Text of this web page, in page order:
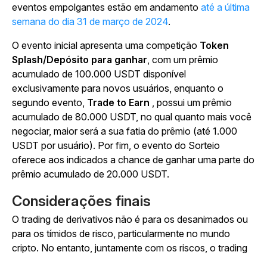
eventos empolgantes estão em andamento até a última
semana do dia 31 de março de 2024.
O evento inicial apresenta uma competição Token
Splash/Depósito para ganhar , com um prêmio
acumulado de 100.000 USDT disponível
exclusivamente para novos usuários, enquanto o
segundo evento, Trade to Earn
, possui um prêmio
acumulado de 80.000 USDT, no qual quanto mais você
negociar, maior será a sua fatia do prêmio (até 1.000
USDT por usuário). Por fim, o evento do Sorteio
oferece aos indicados a chance de ganhar uma parte do
prêmio acumulado de 20.000 USDT.
Considerações finais
O trading de derivativos não é para os desanimados ou
para os tímidos de risco, particularmente no mundo
cripto. No entanto, juntamente com os riscos, o trading